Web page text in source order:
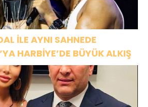
İLE AYNI SAHNEDE
HARBİYE’DE BÜYÜK ALKIŞ